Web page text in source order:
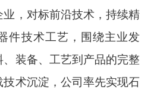
，对标前沿技术，持续精
件技术工艺，围绕主业发
装备、工艺到产品的完整
术沉淀，公司率先实现石